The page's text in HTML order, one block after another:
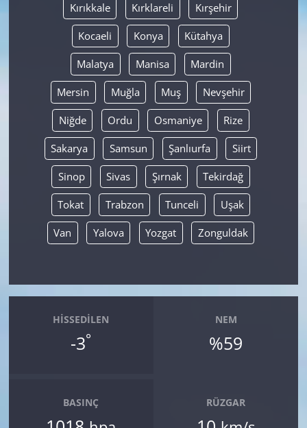
Kırıkkale Kırklareli Kırşehir
Kocaeli Konya Kütahya
Malatya Manisa Mardin
Mersin Muğla Muş Nevşehir
Niğde Ordu Osmaniye Rize
Sakarya Samsun Şanlıurfa Siirt
Sinop Sivas Şırnak Tekirdağ
Tokat Trabzon Tunceli Uşak
Van Yalova Yozgat Zonguldak
HISSEDILEN
-3°
NEM
%59
BASINÇ RÜZGAR